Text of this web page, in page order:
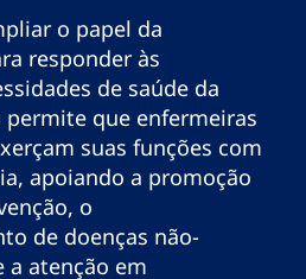
o papel da
responder às
de saúde da
permite que enfermeiras
suas funções com
apoiando a promoção
o
de doenças não-
a atenção em